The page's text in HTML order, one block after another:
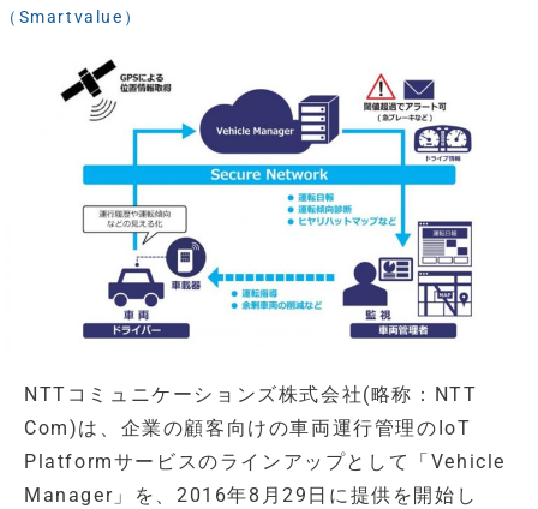
（Smartvalue）
NTTコミュニケーションズ株式会社(略称：NTT
Com)は、企業の顧客向けの車両運行管理のIoT
Platformサービスのラインアップとして「Vehicle
Manager」を、2016年8月29日に提供を開始し